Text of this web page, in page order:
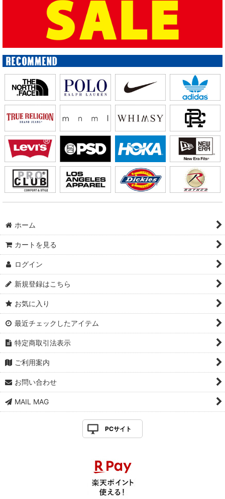
ホーム
カートを見る
ログイン
新規登録はこちら
お気に入り
最近チェックしたアイテム
特定商取引法表示
ご利用案内
お問い合わせ
MAIL MAG
PCサイト